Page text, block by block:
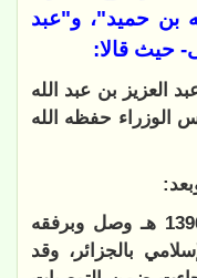
بن حميد"، و"عبد
حيث قالا:
العزيز بن عبد الله
الوزراء حفظه الله
كتابكم رقم 18523 وتاريخ 24\11\1396 هـ وصل وبرفقه
بالجزائر، وقد